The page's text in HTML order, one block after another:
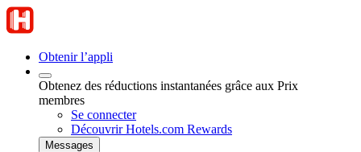
Obtenir l’appli
Obtenez des réductions instantanées grâce aux Prix
membres
Se connecter
Découvrir Hotels.com Rewards
Messages